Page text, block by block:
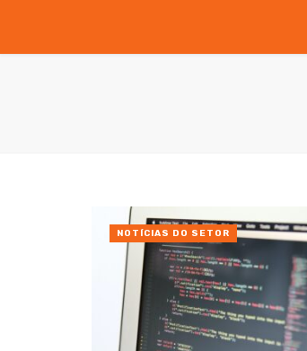
NOTÍCIAS DO SETOR